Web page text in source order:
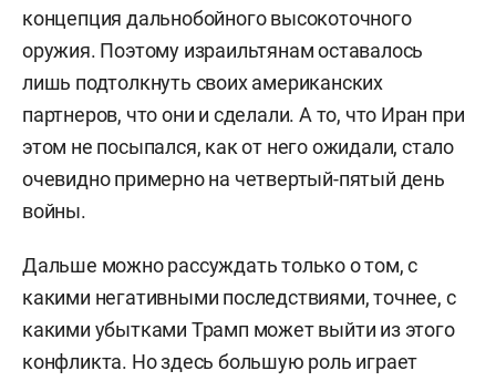
концепция дальнобойного высокоточного
оружия. Поэтому израильтянам оставалось
лишь подтолкнуть своих американских
партнеров, что они и сделали. А то, что Иран при
этом не посыпался, как от него ожидали, стало
очевидно примерно на четвертый-пятый день
войны.
Дальше можно рассуждать только о том, с
какими негативными последствиями, точнее, с
какими убытками Трамп может выйти из этого
конфликта. Но здесь большую роль играет